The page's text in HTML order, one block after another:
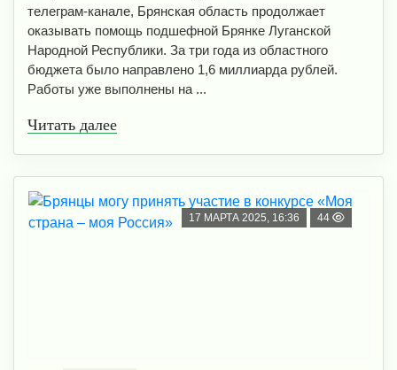
телеграм-канале, Брянская область продолжает
оказывать помощь подшефной Брянке Луганской
Народной Республики. За три года из областного
бюджета было направлено 1,6 миллиарда рублей.
Работы уже выполнены на ...
Читать далее
17 МАРТА 2025, 16:36 44